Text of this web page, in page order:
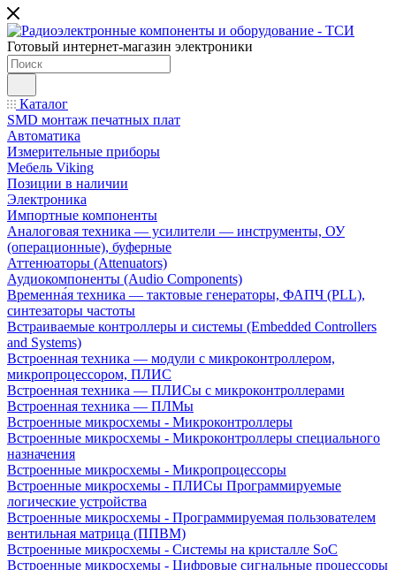
Готовый интернет-магазин электроники
Каталог
SMD монтаж печатных плат
Автоматика
Измерительные приборы
Мебель Viking
Позиции в наличии
Электроника
Импортные компоненты
Аналоговая техника — усилители — инструменты, ОУ
(операционные), буферные
Аттенюаторы (Attenuators)
Аудиокомпоненты (Audio Components)
Временна́я техника — тактовые генераторы, ФАПЧ (PLL),
синтезаторы частоты
Встраиваемые контроллеры и системы (Embedded Controllers
and Systems)
Встроенная техника — модули с микроконтроллером,
микропроцессором, ПЛИС
Встроенная техника — ПЛИСы с микроконтроллерами
Встроенная техника — ПЛМы
Встроенные микросхемы - Микроконтроллеры
Встроенные микросхемы - Микроконтроллеры специального
назначения
Встроенные микросхемы - Микропроцессоры
Встроенные микросхемы - ПЛИСы Программируемые
логические устройства
Встроенные микросхемы - Программируемая пользователем
вентильная матрица (ППВМ)
Встроенные микросхемы - Системы на кристалле SoC
Встроенные микросхемы - Цифровые сигнальные процессоры